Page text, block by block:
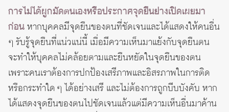
การไม่ได้ผูกมัดตนเองหรือประกาศจุดยืนย่างเปิดเผยมา
ก่อนหากบุคคลมีจุดยืนของตนที่ชัดเจนและได้แสดงให้คนอื่น
ๆ รับรู้จุดยืนที่แน่วแน่นี้ เมื่อมีความเห็นมาแย้งกับจุดยืนตน
จะทำให้บุคคลไม่คล้อยตามและยืนหยัดในจุดยืนของตน
เพราะคนเราต้องการปกป้องเสรีภาพและอิสรภาพในการติด
หรือกระทำใด ๆ ได้อย่างเสรี และไม่ต้องการถูกบีบบังคับ หาก
ได้แสดงจุดยืนของตนไปชัดเจนแล้วแต่มีความเห็นอื่นมาค้าน